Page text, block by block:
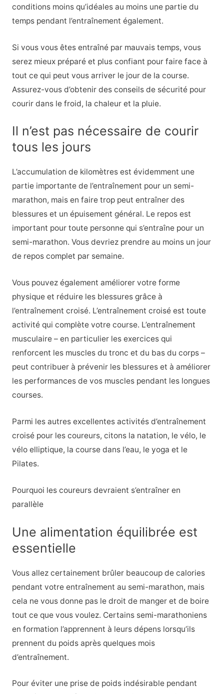
conditions moins qu’idéales au moins une partie du
temps pendant l’entraînement également.
Si vous vous êtes entraîné par mauvais temps, vous
serez mieux préparé et plus confiant pour faire face à
tout ce qui peut vous arriver le jour de la course.
Assurez-vous d’obtenir des conseils de sécurité pour
courir dans le froid, la chaleur et la pluie.
Il n’est pas nécessaire de courir
tous les jours
L’accumulation de kilomètres est évidemment une
partie importante de l’entraînement pour un semi-
marathon, mais en faire trop peut entraîner des
blessures et un épuisement général. Le repos est
important pour toute personne qui s’entraîne pour un
semi-marathon. Vous devriez prendre au moins un jour
de repos complet par semaine.
Vous pouvez également améliorer votre forme
physique et réduire les blessures grâce à
l’entraînement croisé. L’entraînement croisé est toute
activité qui complète votre course. L’entraînement
musculaire – en particulier les exercices qui
renforcent les muscles du tronc et du bas du corps –
peut contribuer à prévenir les blessures et à améliorer
les performances de vos muscles pendant les longues
courses.
Parmi les autres excellentes activités d’entraînement
croisé pour les coureurs, citons la natation, le vélo, le
vélo elliptique, la course dans l’eau, le yoga et le
Pilates.
Pourquoi les coureurs devraient s’entraîner en
parallèle
Une alimentation équilibrée est
essentielle
Vous allez certainement brûler beaucoup de calories
pendant votre entraînement au semi-marathon, mais
cela ne vous donne pas le droit de manger et de boire
tout ce que vous voulez. Certains semi-marathoniens
en formation l’apprennent à leurs dépens lorsqu’ils
prennent du poids après quelques mois
d’entraînement.
Pour éviter une prise de poids indésirable pendant